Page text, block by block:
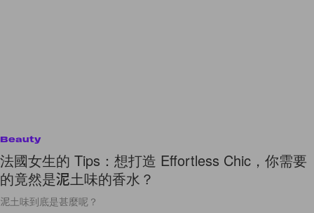
Beauty
法國女生的 Tips：想打造 Effortless Chic，你需要
的竟然是泥土味的香水？
泥土味到底是甚麼呢？